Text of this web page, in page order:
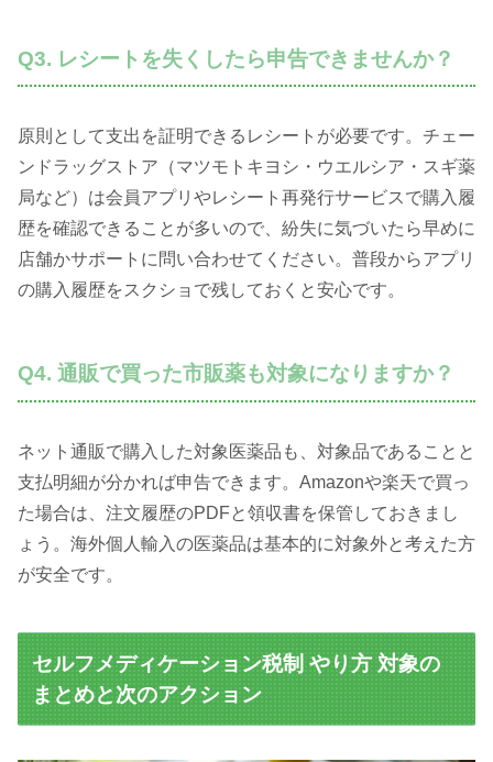
Q3. レシートを失くしたら申告できませんか？
原則として支出を証明できるレシートが必要です。チェー
ンドラッグストア（マツモトキヨシ・ウエルシア・スギ薬
局など）は会員アプリやレシート再発行サービスで購入履
歴を確認できることが多いので、紛失に気づいたら早めに
店舗かサポートに問い合わせてください。普段からアプリ
の購入履歴をスクショで残しておくと安心です。
Q4. 通販で買った市販薬も対象になりますか？
ネット通販で購入した対象医薬品も、対象品であることと
支払明細が分かれば申告できます。Amazonや楽天で買っ
た場合は、注文履歴のPDFと領収書を保管しておきまし
ょう。海外個人輸入の医薬品は基本的に対象外と考えた方
が安全です。
セルフメディケーション税制 やり方 対象の
まとめと次のアクション